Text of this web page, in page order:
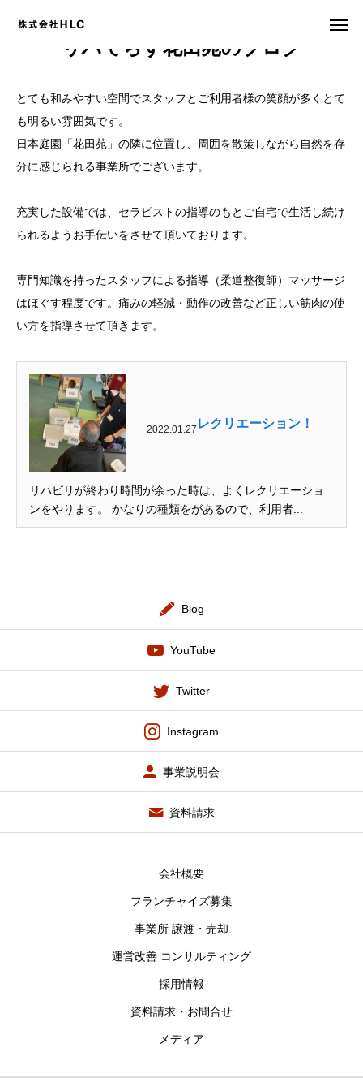
リハてらす花田苑のブログ
とても和みやすい空間でスタッフとご利用者様の笑顔が多くとて
も明るい雰囲気です。
日本庭園「花田苑」の隣に位置し、周囲を散策しながら自然を存
分に感じられる事業所でございます。
充実した設備では、セラピストの指導のもとご自宅で生活し続け
られるようお手伝いをさせて頂いております。
専門知識を持ったスタッフによる指導（柔道整復師）マッサージ
はほぐす程度です。痛みの軽減・動作の改善など正しい筋肉の使
い方を指導させて頂きます。
2022.01.27 レクリエーション！
リハビリが終わり時間が余った時は、よくレクリエーショ
ンをやります。 かなりの種類をがあるので、利用者...
Blog
YouTube
Twitter
Instagram
事業説明会
資料請求
会社概要
フランチャイズ募集
事業所 譲渡・売却
運営改善 コンサルティング
採用情報
資料請求・お問合せ
メディア
事業説明会
会社概要
事業所 譲渡・売却
運営改善 コンサルティング
採用情報
メディア